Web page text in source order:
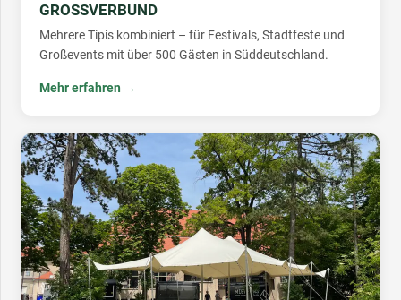
GROSSVERBUND
Mehrere Tipis kombiniert – für Festivals, Stadtfeste und
Großevents mit über 500 Gästen in Süddeutschland.
Mehr erfahren →